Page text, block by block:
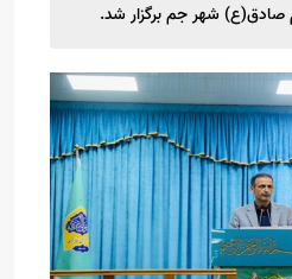
شهر جم برگزار شد.